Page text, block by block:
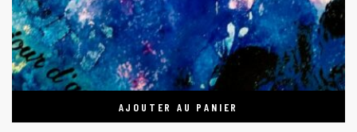
AJOUTER AU PANIER